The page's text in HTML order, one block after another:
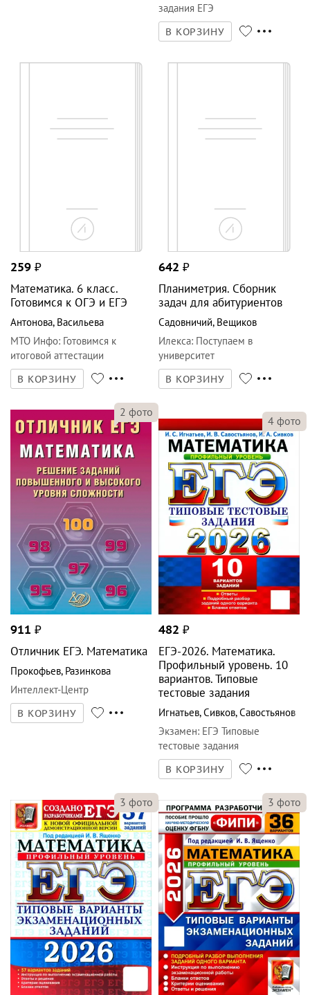
задания ЕГЭ
В КОРЗИНУ
259₽
Математика. 6 класс.
Готовимся к ОГЭ и ЕГЭ
Антонова,Васильева
МТО Инфо: Готовимся к
итоговой аттестации
642₽
Планиметрия. Сборник
задач для абитуриентов
Садовничий,Вещиков
Илекса:Поступаем в
университет
2 фото
911₽
Отличник ЕГЭ. Математика
Прокофьев,Разинкова
Интеллект-Центр
4фото
482₽
ЕГЭ-2026. Математика.
Профильный уровень. 10
вариантов. Типовые
тестовые задания
Игнатьев ,Сивков,Савостьянов
Экзамен: ЕГЭ Типовые
тестовые задания
3фото 3фото